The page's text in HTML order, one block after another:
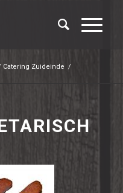
Catering Zuideinde /